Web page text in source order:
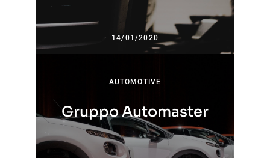
14/01/2020
AUTOMOTIVE
Gruppo Automaster